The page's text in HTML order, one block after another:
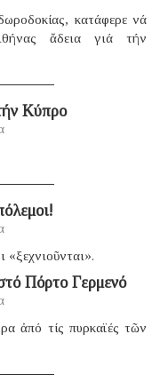
κατάφερε νά
ἄδεια γιά τήν
Κύπρο
«ξεχνιοῦνται».
Πόρτο Γερμενό
ἀπό τίς πυρκαϊές τῶν